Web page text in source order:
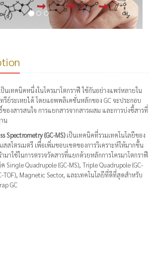
ป็นเทคนิคหนึ่งในโครมาโตกราฟี ใช้กันอย่างแพร่หลายใน
รีย์ระเหยได้ โดยแอพพลิเคชั่นหลักของ GC จะประกอบ
ของสารสนใจ การแยกสารจากสารผสม และการบ่งชี้สารที่
น
Spectrometry (GC-MS)เป็นเทคนิคที่รวมเทคโนโลยีของ
สโตรเมตรี เพื่อเพิ่มขอบเขตของการวิเคราะห์ให้มากขึ้น
มาใช้ในการตรวจวัดสารที่แยกด้วยหลักการโครมาโตกราฟี
Single Quadrupole (GC-MS), Triple Quadrupole (GC-
TOF), Magnetic Sector, และเทคโนโลยีที่ดีที่สุดสำหรับ
GC